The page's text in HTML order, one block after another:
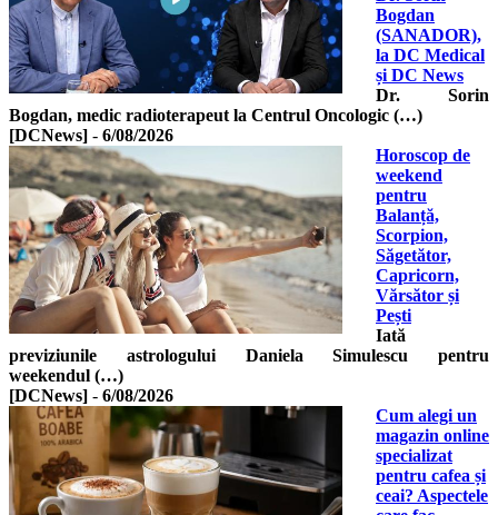
Bogdan
(SANADOR),
la DC Medical
și DC News
Dr. Sorin
Bogdan, medic radioterapeut la Centrul Oncologic (…)
[DCNews] - 6/08/2026
Horoscop de
weekend
pentru
Balanță,
Scorpion,
Săgetător,
Capricorn,
Vărsător și
Pești
Iată
previziunile astrologului Daniela Simulescu pentru
weekendul (…)
[DCNews] - 6/08/2026
Cum alegi un
magazin online
specializat
pentru cafea și
ceai? Aspectele